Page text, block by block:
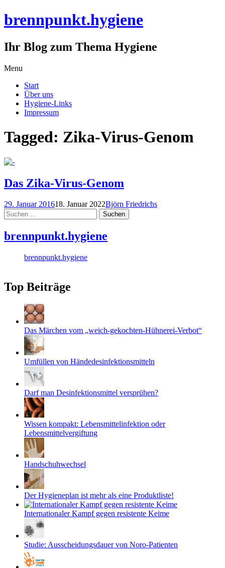
brennpunkt.hygiene
Ihr Blog zum Thema Hygiene
Menu
content
Start
Über uns
Hygiene-Links
Impressum
Tagged: Zika-Virus-Genom
Das Zika-Virus-Genom
29. Januar 201618. Januar 2022Björn Friedrichs
Suchen
nach:
brennpunkt.hygiene
brennpunkt.hygiene
Top Beiträge
Das Märchen vom „weich-gekochten-Hühnerei-Verbot“
Umfüllen von Händedesinfektionsmitteln
Darf man Desinfektionsmittel versprühen?
Wissen kompakt: Lebensmittelinfektion oder
Lebensmittelvergiftung
Handschuhwechsel
Der Hygieneplan ist mehr als eine Produktliste!
Internationaler Kampf gegen resistente Keime
Studie: Ausscheidungsdauer von Noro-Patienten